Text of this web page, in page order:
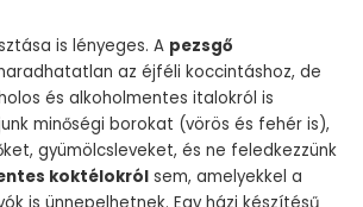
is lényeges. A pezsgő
az éjféli koccintáshoz, de
és alkoholmentes italokról is
minőségi borokat (vörös és fehér is),
gyümölcsleveket, és ne feledkezzünk
koktélokról sem, amelyekkel a